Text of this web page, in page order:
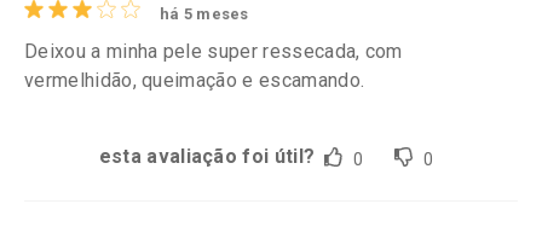
há 5 meses
Deixou a minha pele super ressecada, com
vermelhidão, queimação e escamando.
esta avaliação foi útil? 0 0